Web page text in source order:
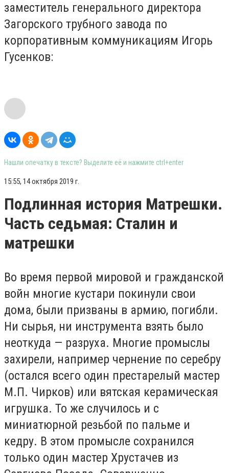
заместитель генерального директора
Загорского трубного завода по
корпоративным коммуникациям Игорь
Гусенков:
Нашли опечатку в тексте? Выделите её и нажмите ctrl+enter
15:55, 14 октября 2019 г.
Подлинная история Матрешки.
Часть седьмая: Сталин и
матрешки
Во время первой мировой и гражданской
войн многие кустари покинули свои
дома, были призваны в армию, погибли.
Ни сырья, ни инструмента взять было
неоткуда — разруха. Многие промыслы
захирели, например чернение по серебру
(остался всего один престарелый мастер
М.П. Чирков) или вятская керамическая
игрушка. То же случилось и с
миниатюрной резьбой по пальме и
кедру. В этом промысле сохранился
только один мастер Хрустачев из